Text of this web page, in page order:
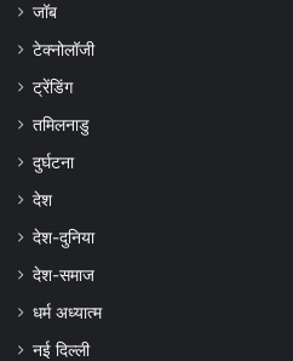
जॉब
टेक्नोलॉजी
ट्रेंडिंग
तमिलनाडु
दुर्घटना
देश
देश-दुनिया
देश-समाज
धर्म अध्यात्म
नई दिल्ली